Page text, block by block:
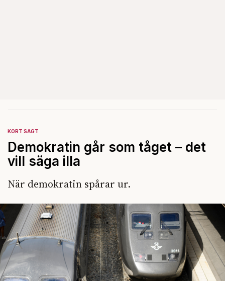
KORT SAGT
Demokratin går som tåget – det
vill säga illa
När demokratin spårar ur.